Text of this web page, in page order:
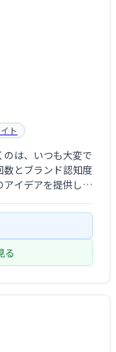
ト
は、いつも大変で
とブランド認知度
イデアを提供しま
とキーワードが含
る